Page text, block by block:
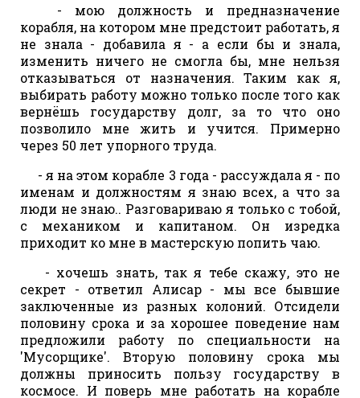
- мою должность и предназначение
корабля, на котором мне предстоит работать, я
не знала - добавила я - а если бы и знала,
изменить ничего не смогла бы, мне нельзя
отказываться от назначения. Таким как я,
выбирать работу можно только после того как
вернёшь государству долг, за то что оно
позволило мне жить и учится. Примерно
через 50 лет упорного труда.
- я на этом корабле 3 года - рассуждала я - по
именам и должностям я знаю всех, а что за
люди не знаю.. Разговариваю я только с тобой,
с механиком и капитаном. Он изредка
приходит ко мне в мастерскую попить чаю.
- хочешь знать, так я тебе скажу, это не
секрет - ответил Алисар - мы все бывшие
заключенные из разных колоний. Отсидели
половину срока и за хорошее поведение нам
предложили работу по специальности на
'Мусорщике'. Вторую половину срока мы
должны приносить пользу государству в
космосе. И поверь мне работать на корабле